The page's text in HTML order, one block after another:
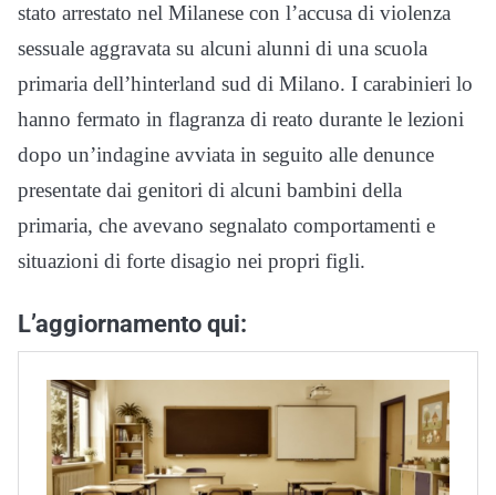
stato arrestato nel Milanese con l’accusa di violenza
sessuale aggravata su alcuni alunni di una scuola
primaria dell’hinterland sud di Milano. I carabinieri lo
hanno fermato in flagranza di reato durante le lezioni
dopo un’indagine avviata in seguito alle denunce
presentate dai genitori di alcuni bambini della
primaria, che avevano segnalato comportamenti e
situazioni di forte disagio nei propri figli.
L’aggiornamento qui: